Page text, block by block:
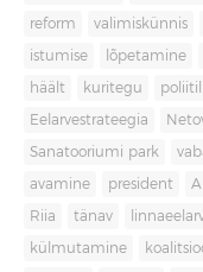
reform valimiskünnis
istumise lõpetamine
häält kuritegu
Eelarvestrateegia
Sanatooriumi park
avamine president
Riia tänav
külmutamine